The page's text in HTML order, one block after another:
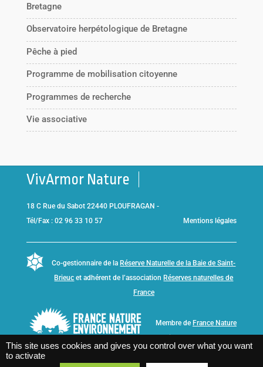
Bretagne
Observatoire herpétologique de Bretagne
Pêche à pied
Programme de mobilisation citoyenne
Programmes de recherche
Vie associative
VivArmor Nature
18 C Rue du Sabot 22440 PLOUFRAGAN -
Tél/Fax : 02 96 33 10 57
Mentions légales
Co-gestionnaire de la Réserve Naturelle de la Baie de Saint-
Brieuc et adhérent de l’association Réserves naturelles de
France
Membre de France Nature
This site uses cookies and gives you control over what you want
to activate